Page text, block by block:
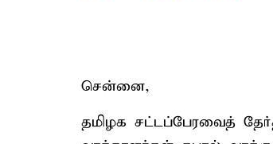
சென்னை,
தமிழக சட்டப்பேரவைத்